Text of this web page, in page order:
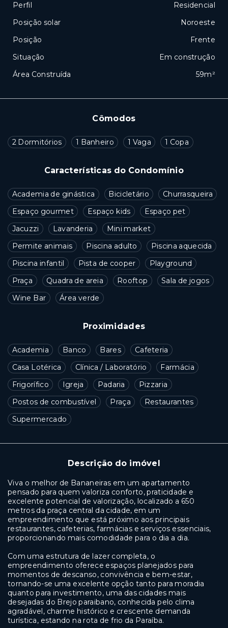
Cômodos
2 Dormitórios 1 Banheiro 1 Vaga 1 Copa
Características do Condomínio
Academia de ginástica Bicicletário
Churrasqueira
Espaço gourmet
Espaço kids
Espaço pet
Jacuzzi
Lavanderia
Mini market
Permite animais
Piscina adulto
Piscina aquecida
Piscina infantil
Pista de cooper
Playground
Praça
Quadra de areia Rooftop
Sala de jogos
Wine Bar
Área verde
Proximidades
Academia Banco Bares
Cafeteria
Casa Lotérica
Clínica / Laboratório
Farmácia
Frigorífico
Igreja Padaria
Pizzaria
Postos de combustível
Praça
Restaurantes
Supermercado
Descrição do imóvel
Viva o melhor de Bananeiras em um apartamento
pensado para quem valoriza conforto, praticidade e
excelente potencial de valorização, localizado a 650
metros da praça central da cidade, em um
empreendimento que está próximo aos principais
restaurantes, cafeterias, farmácias e serviços essenciais,
proporcionando mais comodidade para o dia a dia.
Com uma estrutura de lazer completa, o
empreendimento oferece espaços planejados para
momentos de descanso, convivência e bem-estar,
tornando-se uma excelente opção tanto para moradia
quanto para investimento, uma das cidades mais
desejadas do Brejo paraibano, conhecida pelo clima
agradável, charme histórico e crescente demanda
turística, estando na rota de frio da Paraíba.
Perfil
Residencial
Posição solar
Noroeste
Posição
Frente
Situação
Em construção
Área Construída
59m²